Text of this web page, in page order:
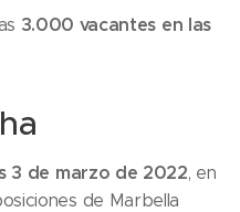
3.000 vacantes en las
3 de marzo de 2022, en
de Marbella